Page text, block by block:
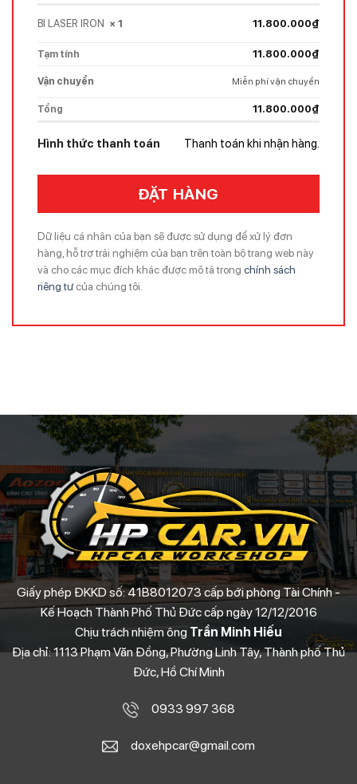
BI LASER IRON × 1 11.800.000₫
Tạm tính 11.800.000₫
Vận chuyển Miễn phí vận chuyển
Tổng 11.800.000₫
Hình thức thanh toán Thanh toán khi nhận hàng.
ĐẶT HÀNG
Dữ liệu cá nhân của bạn sẽ được sử dụng để xử lý đơn
hàng, hỗ trợ trải nghiệm của bạn trên toàn bộ trang web này
và cho các mục đích khác được mô tả trong chính sách
riêng tư của chúng tôi.
Giấy phép ĐKKD số: 41B8012073 cấp bới phòng Tài Chính -
Kế Hoạch Thành Phố Thủ Đức cấp ngày 12/12/2016
Chịu trách nhiệm ông Trần Minh Hiếu
Địa chỉ: 1113 Phạm Văn Đồng, Phường Linh Tây, Thành phố Thủ
Đức, Hồ Chí Minh
0933 997 368
doxehpcar@gmail.com